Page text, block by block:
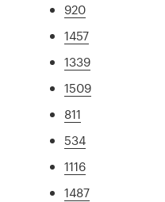
920
1457
1339
1509
811
534
1116
1487